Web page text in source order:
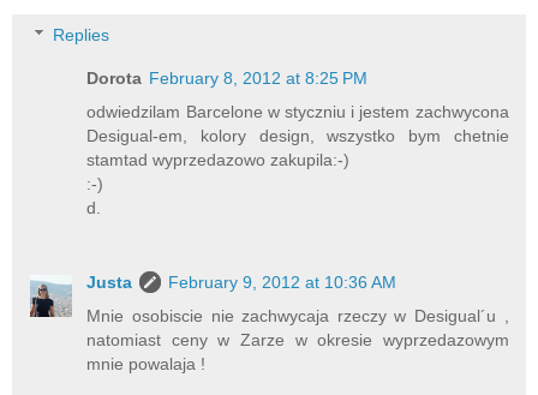
Replies
Dorota February 8, 2012 at 8:25 PM
odwiedzilam Barcelone w styczniu i jestem zachwycona
Desigual-em, kolory design, wszystko bym chetnie
stamtad wyprzedazowo zakupila:-)
:-)
d.
Justa
February 9, 2012 at 10:36 AM
Mnie osobiscie nie zachwycaja rzeczy w Desigual´u ,
natomiast ceny w Zarze w okresie wyprzedazowym
mnie powalaja !